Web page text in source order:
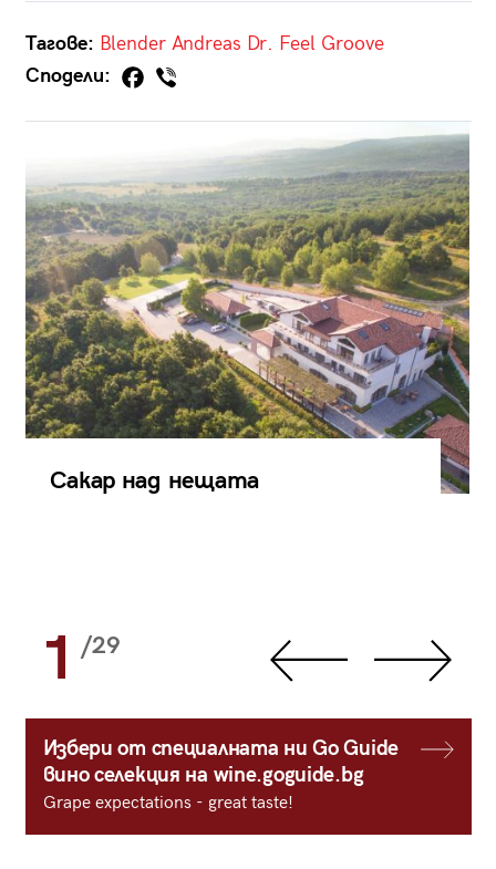
Тагове: Blender Andreas Dr. Feel Groove
Сподели:
Сакар над нещата
1 /29
Избери от специалната ни Go Guide
вино селекция на wine.goguide.bg
Grape expectations - great taste!